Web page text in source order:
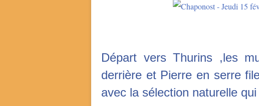
Départ vers Thurins ,les
derrière et Pierre en serre
avec la sélection naturelle